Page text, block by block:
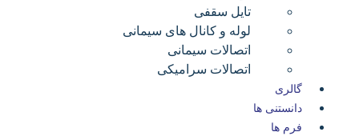
تایل سقفی
لوله و کانال های سیمانی
اتصالات سیمانی
اتصالات سرامیکی
گالری
دانستنی ها
فرم ها